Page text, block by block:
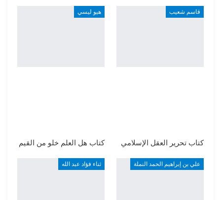
قاسم شعيب
كتاب تحرير العقل الإسلامي
هيو ليسي
كتاب هل العلم خلو من القيم
علي بن إبراهيم الحمد النملة ثناء فؤاد عبد الله